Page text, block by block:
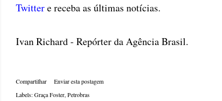
Twittere receba as últimas notícias.
Ivan Richard - Repórter daAgência Brasil.
Compartilhar
Enviar esta postagem
Labels:Graça Foster Petrobras